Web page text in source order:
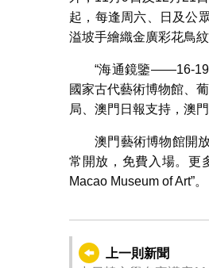
起，每逢周六、日及公
溢坡手繪織金廣彩花鳥
“海通鏡鑒——16-19
國家古代藝術博物館、
局、澳門日報支持，澳
澳門藝術博物館開
常開放，免費入場。更
Macao Museum of Art”。
上一則新聞